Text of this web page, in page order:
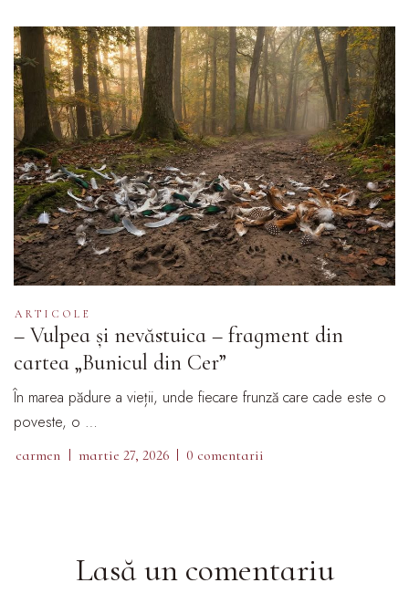
ARTICOLE
– Vulpea și nevăstuica – fragment din
cartea „Bunicul din Cer”
În marea pădure a vieții, unde fiecare frunză care cade este o
poveste, o …
carmen martie 27, 2026 0 comentarii
Lasă un comentariu